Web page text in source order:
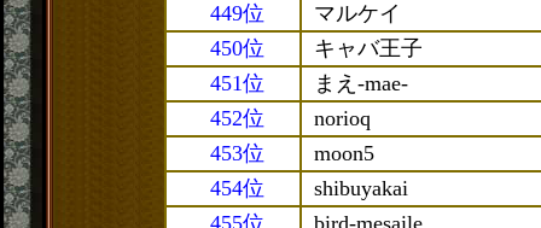
449位
マルケイ
450位
キャバ王子
451位
まえ-mae-
452位
norioq
453位
moon5
454位
shibuyakai
455位
bird-mesaile